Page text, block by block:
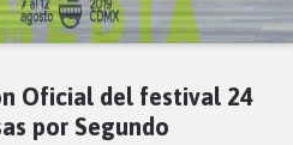
Oficial del festival 24
por Segundo